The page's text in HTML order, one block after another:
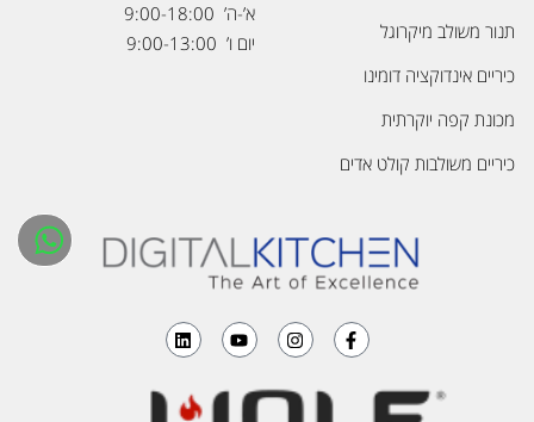
תנור משולב מיקרוגל
כיריים אינדוקציה דומינו
מכונת קפה יוקרתית
כיריים משולבות קולט אדים
א’-ה’ 9:00-18:00
יום ו’ 9:00-13:00